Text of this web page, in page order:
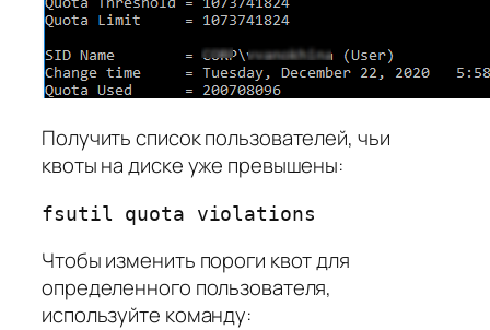
Получить список пользователей, чьи
квоты на диске уже превышены:
fsutil quota violations
Чтобы изменить пороги квот для
определенного пользователя,
используйте команду: